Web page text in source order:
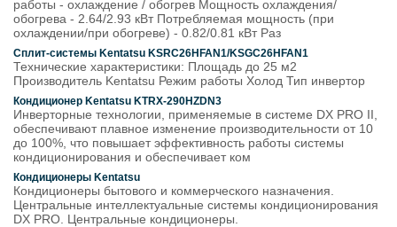
работы - охлаждение / обогрев Мощность охлаждения/
обогрева - 2.64/2.93 кВт Потребляемая мощность (при
охлаждении/при обогреве) - 0.82/0.81 кВт Раз
Сплит-системы Kentatsu KSRC26HFAN1/KSGC26HFAN1
Технические характеристики: Площадь до 25 м2
Производитель Kentatsu Режим работы Холод Тип инвертор
Кондиционер Kentatsu KTRX-290HZDN3
Инверторные технологии, применяемые в системе DX PRO II,
обеспечивают плавное изменение производительности от 10
до 100%, что повышает эффективность работы системы
кондиционирования и обеспечивает ком
Кондиционеры Kentatsu
Кондиционеры бытового и коммерческого назначения.
Центральные интеллектуальные системы кондиционирования
DX PRO. Центральные кондиционеры.